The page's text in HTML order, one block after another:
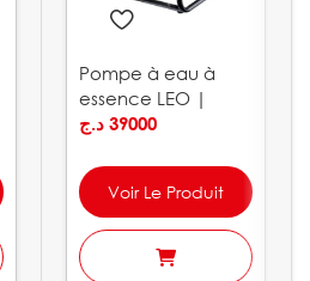
Pompe à eau à
essence LEO |
LGP30-C
39000 د.ج
Voir Le Produit